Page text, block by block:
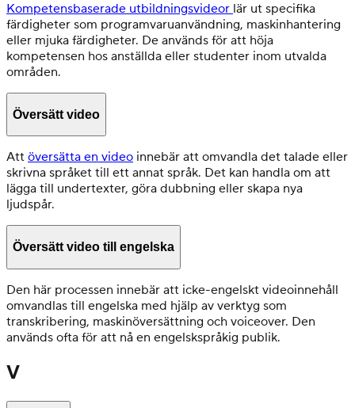
Kompetensbaserade utbildningsvideor lär ut specifika
färdigheter som programvaruanvändning, maskinhantering
eller mjuka färdigheter. De används för att höja
kompetensen hos anställda eller studenter inom utvalda
områden.
Översätt video
Att översätta en video innebär att omvandla det talade eller
skrivna språket till ett annat språk. Det kan handla om att
lägga till undertexter, göra dubbning eller skapa nya
ljudspår.
Översätt video till engelska
Den här processen innebär att icke-engelskt videoinnehåll
omvandlas till engelska med hjälp av verktyg som
transkribering, maskinöversättning och voiceover. Den
används ofta för att nå en engelskspråkig publik.
V